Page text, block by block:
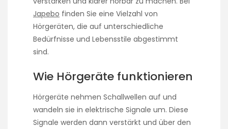
Japebo finden Sie eine Vielzahl von
Hörgeräten, die auf unterschiedliche
Bedürfnisse und Lebensstile abgestimmt
sind.
Wie Hörgeräte funktionieren
Hörgeräte nehmen Schallwellen auf und
wandeln sie in elektrische Signale um. Diese
Signale werden dann verstärkt und über den